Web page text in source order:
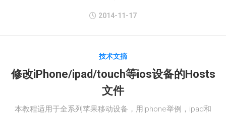
2014-11-17
技术文摘
修改iPhone/ipad/touch等ios设备的Hosts
文件
本教程适用于全系列苹果移动设备，用iphone举例，ipad和